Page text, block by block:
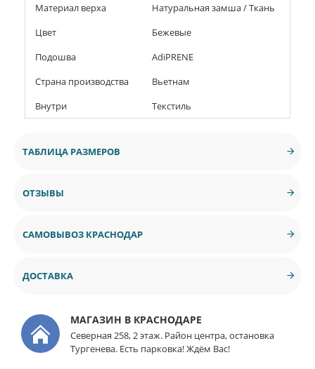
Материал верха
Натуральная замша / Ткань
Цвет
Бежевые
Подошва
AdiPRENE
Страна производства
Вьетнам
Внутри
Текстиль
ТАБЛИЦА РАЗМЕРОВ
ОТЗЫВЫ
САМОВЫВОЗ КРАСНОДАР
ДОСТАВКА
МАГАЗИН В КРАСНОДАРЕ
Северная 258, 2 этаж. Район центра, остановка
Тургенева. Есть парковка! Ждём Вас!